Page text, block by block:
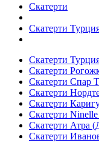
Скатерти
Скатерти
Скатерти
Скатерти
Скатерти Спар
Скатерти
Скатерти
Скатерти
Скатерти Атра
Скатерти